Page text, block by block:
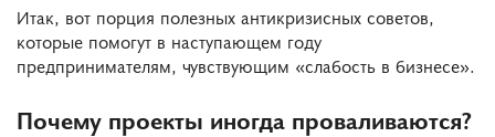
Итак, вот порция полезных антикризисных советов,
которые помогут в наступающем году
предпринимателям, чувствующим «слабость в бизнесе».
Почему проекты иногда проваливаются?